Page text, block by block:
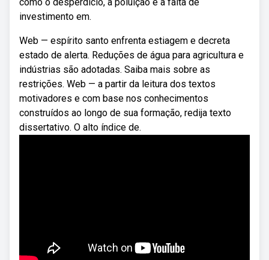
investimento em.
Web — espírito santo enfrenta estiagem e decreta
estado de alerta. Reduções de água para agricultura e
indústrias são adotadas. Saiba mais sobre as
restrições. Web — a partir da leitura dos textos
motivadores e com base nos conhecimentos
construídos ao longo de sua formação, redija texto
dissertativo. O alto índice de.